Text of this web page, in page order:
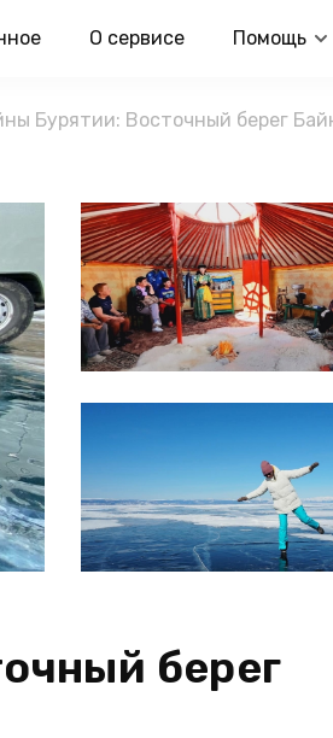
О сервисе Помощь
Бурятии: Восточный берег
берег